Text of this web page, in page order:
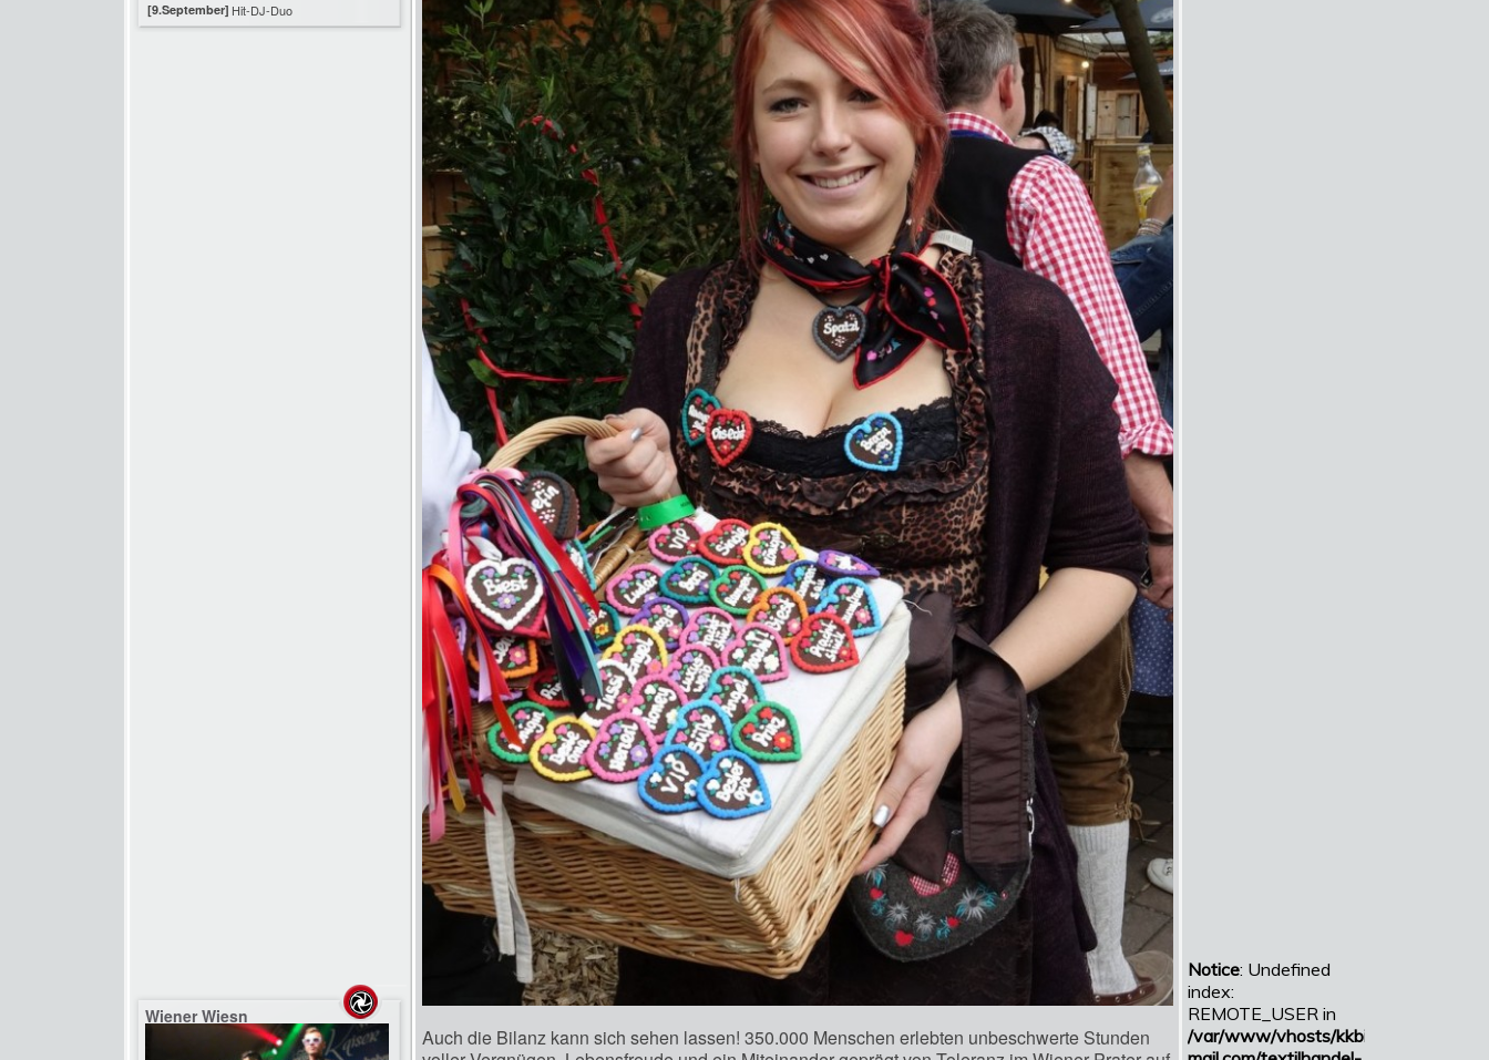
[9.September] Hit-DJ-Duo
Wiener Wiesn
Auch die Bilanz kann sich sehen lassen! 350.000 Menschen erlebten unbeschwerte Stunden